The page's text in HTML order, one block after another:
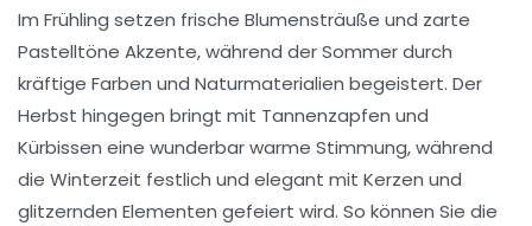
Im Frühling setzen frische Blumensträuße und zarte
Pastelltöne Akzente, während der Sommer durch
kräftige Farben und Naturmaterialien begeistert. Der
Herbst hingegen bringt mit Tannenzapfen und
Kürbissen eine wunderbar warme Stimmung, während
die Winterzeit festlich und elegant mit Kerzen und
glitzernden Elementen gefeiert wird. So können Sie die